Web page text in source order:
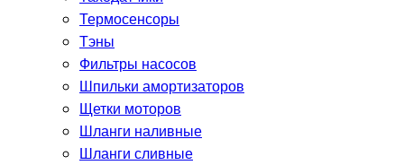
Термосенсоры
Тэны
Фильтры насосов
Шпильки амортизаторов
Щетки моторов
Шланги наливные
Шланги сливные